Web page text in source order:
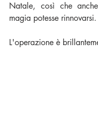
Natale, così che
magia potesse rinnovarsi.
L'operazione è